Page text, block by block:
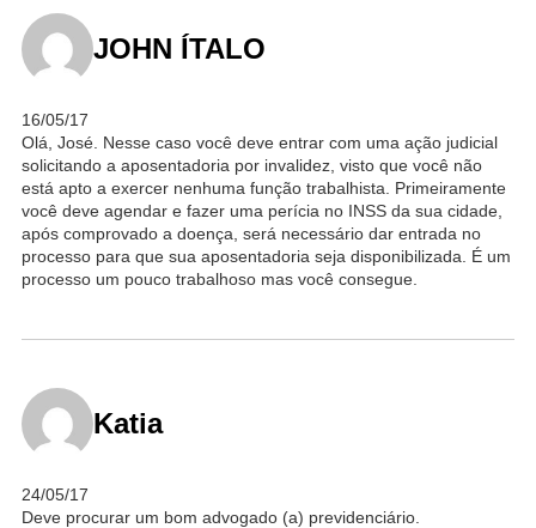
JOHN ÍTALO
16/05/17
Olá, José. Nesse caso você deve entrar com uma ação judicial
solicitando a aposentadoria por invalidez, visto que você não
está apto a exercer nenhuma função trabalhista. Primeiramente
você deve agendar e fazer uma perícia no INSS da sua cidade,
após comprovado a doença, será necessário dar entrada no
processo para que sua aposentadoria seja disponibilizada. É um
processo um pouco trabalhoso mas você consegue.
Katia
24/05/17
Deve procurar um bom advogado (a) previdenciário.